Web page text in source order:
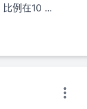
例在10 ...